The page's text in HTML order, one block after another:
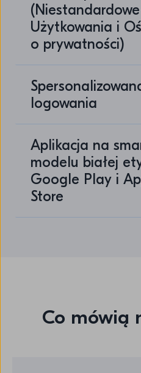
Użytkowania i
o prywatności)
logowania
Aplikacja na
modelu białej
Google Play i
Store
Co mówią